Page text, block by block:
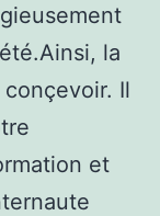
la
Il
et